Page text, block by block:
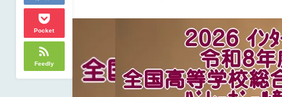
Pocket
Feedly